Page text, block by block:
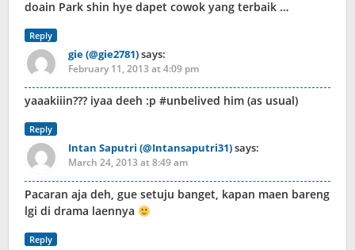
doain Park shin hye dapet cowok yang terbaik …
Reply
gie (@gie2781)says:
February 11, 2013 at 4:09 pm
yaaakiiin??? iyaa deeh :p #unbelived him (as usual)
Reply
Intan Saputri (@Intansaputri31)says:
March 24, 2013 at 8:49 am
Pacaran aja deh, gue setuju banget, kapan maen bareng
lgi di drama laennya
Reply